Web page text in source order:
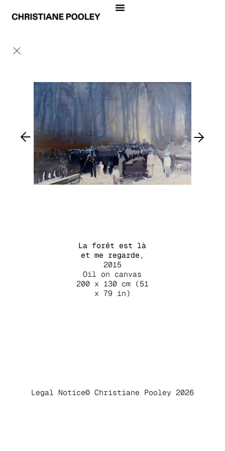
La forêt est là
et me regarde ,
2015
Oil on canvas
200 x 130 cm (51
x 79 in)
Legal Notice© Christiane Pooley 2026